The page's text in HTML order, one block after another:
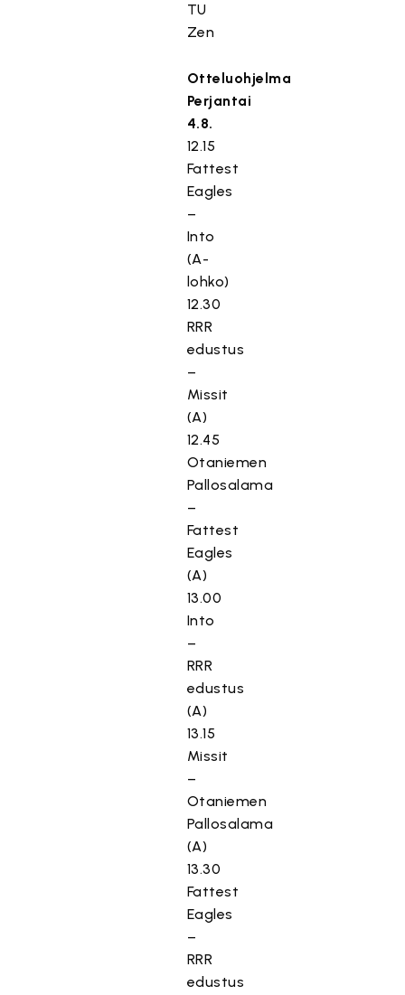
TU
Zen
Otteluohjelma
Perjantai
4.8.
12.15
Fattest
Eagles
–
Into
(A-
lohko)
12.30
RRR
edustus
–
Missit
(A)
12.45
Otaniemen
Pallosalama
–
Fattest
Eagles
(A)
13.00
Into
–
RRR
edustus
(A)
13.15
Missit
–
Otaniemen
Pallosalama
(A)
13.30
Fattest
Eagles
–
RRR
edustus